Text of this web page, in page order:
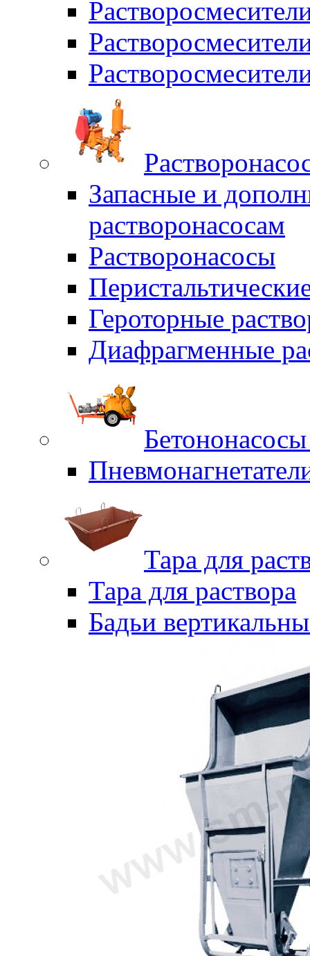
Запасные и
растворонасосам
Растворонасосы
Героторные
Диафрагменные
Тара для
Тара для раствора
Бадьи